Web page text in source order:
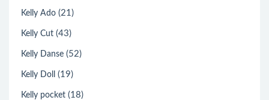
Kelly Ado (21)
Kelly Cut (43)
Kelly Danse (52)
Kelly Doll (19)
Kelly pocket (18)